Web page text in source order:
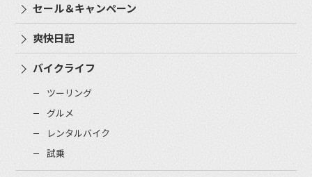
セール＆キャンペーン
爽快日記
バイクライフ
ツーリング
グルメ
レンタルバイク
試乗